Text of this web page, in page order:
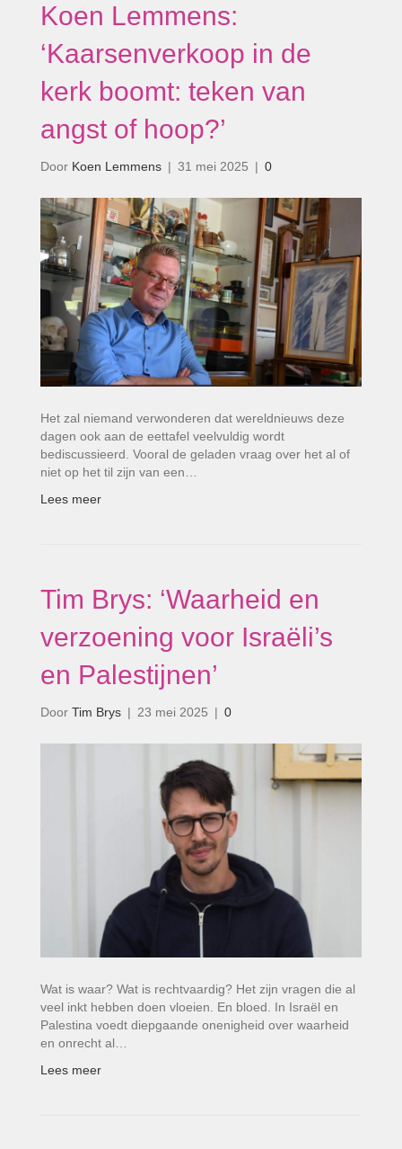
Koen Lemmens:
‘Kaarsenverkoop in de
kerk boomt: teken van
angst of hoop?’
Door Koen Lemmens | 31 mei 2025 | 0
Het zal niemand verwonderen dat wereldnieuws deze
dagen ook aan de eettafel veelvuldig wordt
bediscussieerd. Vooral de geladen vraag over het al of
niet op het til zijn van een…
Lees meer
Tim Brys: ‘Waarheid en
verzoening voor Israëli’s
en Palestijnen’
Door Tim Brys | 23 mei 2025 | 0
Wat is waar? Wat is rechtvaardig? Het zijn vragen die al
veel inkt hebben doen vloeien. En bloed. In Israël en
Palestina voedt diepgaande onenigheid over waarheid
en onrecht al…
Lees meer